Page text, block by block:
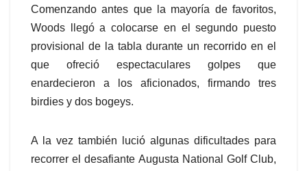
Comenzando antes que la mayoría de favoritos,
Woods llegó a colocarse en el segundo puesto
provisional de la tabla durante un recorrido en el
que ofreció espectaculares golpes que
enardecieron a los aficionados, firmando tres
birdies y dos bogeys.
A la vez también lució algunas dificultades para
recorrer el desafiante Augusta National Golf Club,